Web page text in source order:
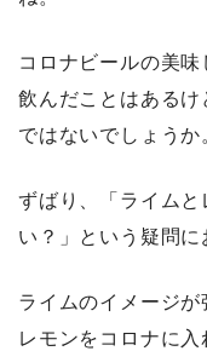
コロナビールの美味
飲んだことはある
ではないでしょうか
ずばり、「ライム
い？」という疑問に
ライムのイメージが
レモンをコロナに入